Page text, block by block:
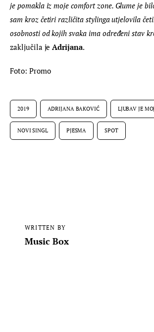
je pomakla iz moje comfort zone. Glume je
sam kroz četiri različita stylinga utjelovila
osobnosti od kojih svaka ima određeni stav
zaključila je Adrijana.
Foto: Promo
2019 ADRIJANA BAKOVIĆ LJUBAV JE
NOVI SINGL PJESMA SPOT
WRITTEN BY
Music Box